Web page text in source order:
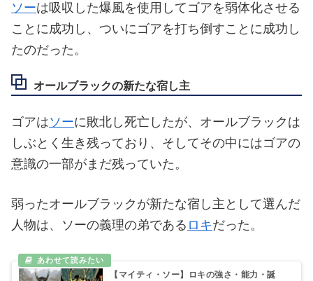
ソーは吸収した爆風を使用してゴアを弱体化させる
ことに成功し、ついにゴアを打ち倒すことに成功し
たのだった。
オールブラックの新たな宿し主
ゴアはソーに敗北し死亡したが、オールブラックは
しぶとく生き残っており、そしてその中にはゴアの
意識の一部がまだ残っていた。
弱ったオールブラックが新たな宿し主として選んだ
人物は、ソーの義理の弟である ロキだった。
【マイティ・ソー】ロキの強さ・能力・誕